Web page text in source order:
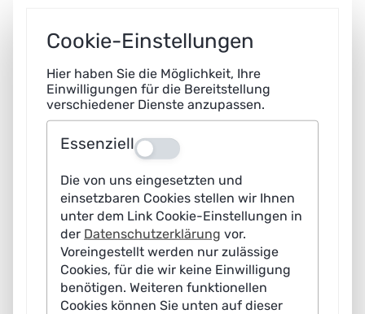
Gitta Kutyniok
Ludwig-Maximilians-Universität München
KI-Agenten in Europa: Wie gelingt der Spagat zwischen
Sicherheit und Innovation?
Cookie-Einstellungen
Hier haben Sie die Möglichkeit, Ihre
Einwilligungen für die Bereitstellung
verschiedener Dienste anzupassen.
Essenziell Aus
Die von uns eingesetzten und
einsetzbaren Cookies stellen wir Ihnen
unter dem Link Cookie-Einstellungen in
der Datenschutzerklärung vor.
Voreingestellt werden nur zulässige
Cookies, für die wir keine Einwilligung
benötigen. Weiteren funktionellen
Cookies können Sie unten auf dieser